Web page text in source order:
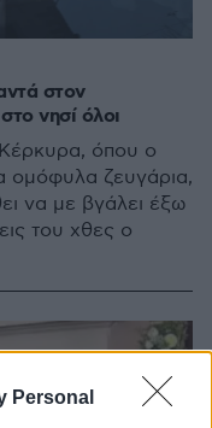
Personal
στον
νησί όλοι
όπου ο
ομόφυλα ζευγάρια,
να με βγάλει έξω
του χθες ο